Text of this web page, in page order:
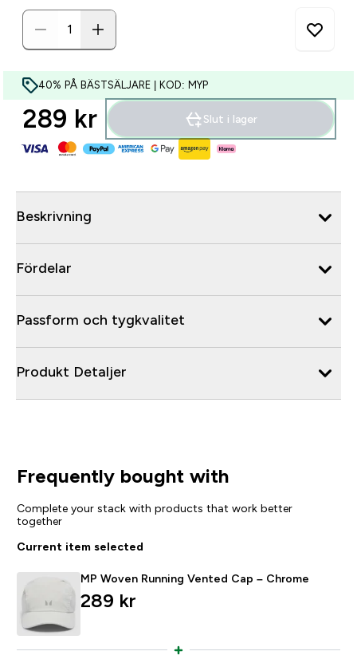
40% PÅ BÄSTSÄLJARE | KOD: MYP
289 kr‎ Slut i lager
Beskrivning
Fördelar
Passform och tygkvalitet
Produkt Detaljer
Frequently bought with
Complete your stack with products that work better
together
Current item selected
MP Woven Running Vented Cap – Chrome
289 kr‎